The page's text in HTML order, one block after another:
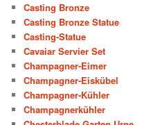
Casting Bronze
Casting Bronze Statue
Casting-Statue
Cavaiar Servier Set
Champagner-Eimer
Champagner-Eiskübel
Champagner-Kühler
Champagnerkühler